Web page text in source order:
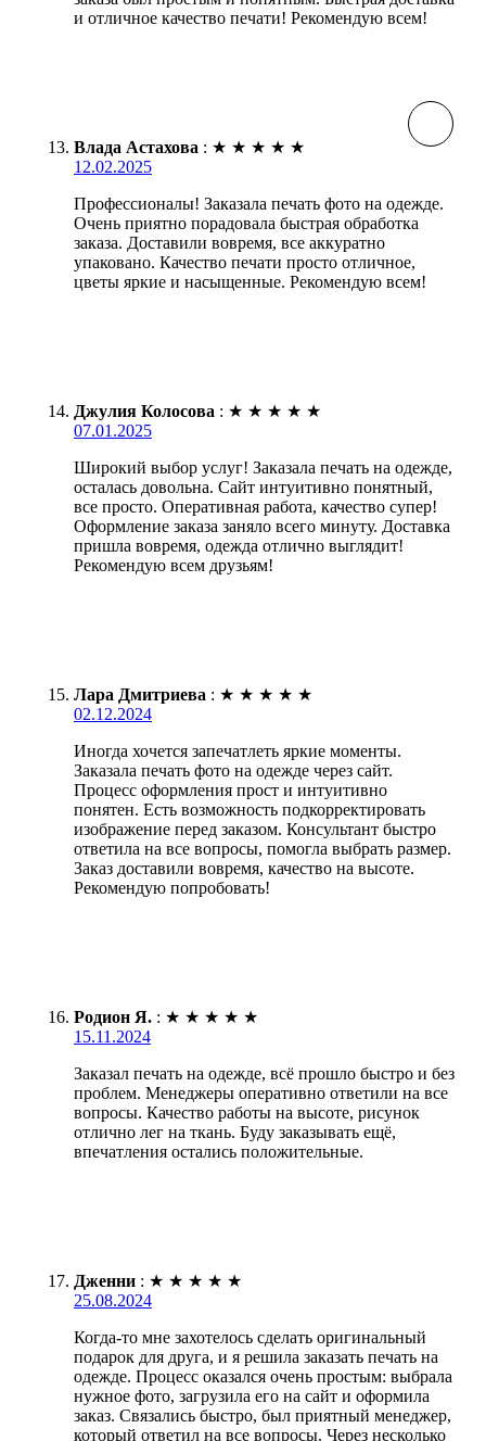
и отличное качество печати! Рекомендую всем!
Влада Астахова : ★ ★ ★ ★ ★
12.02.2025
Профессионалы! Заказала печать фото на одежде.
Очень приятно порадовала быстрая обработка
заказа. Доставили вовремя, все аккуратно
упаковано. Качество печати просто отличное,
цветы яркие и насыщенные. Рекомендую всем!
Джулия Колосова : ★ ★ ★ ★ ★
07.01.2025
Широкий выбор услуг! Заказала печать на одежде,
осталась довольна. Сайт интуитивно понятный,
все просто. Оперативная работа, качество супер!
Оформление заказа заняло всего минуту. Доставка
пришла вовремя, одежда отлично выглядит!
Рекомендую всем друзьям!
Лара Дмитриева : ★ ★ ★ ★ ★
02.12.2024
Иногда хочется запечатлеть яркие моменты.
Заказала печать фото на одежде через сайт.
Процесс оформления прост и интуитивно
понятен. Есть возможность подкорректировать
изображение перед заказом. Консультант быстро
ответила на все вопросы, помогла выбрать размер.
Заказ доставили вовремя, качество на высоте.
Рекомендую попробовать!
Родион Я. : ★ ★ ★ ★ ★
15.11.2024
Заказал печать на одежде, всё прошло быстро и без
проблем. Менеджеры оперативно ответили на все
вопросы. Качество работы на высоте, рисунок
отлично лег на ткань. Буду заказывать ещё,
впечатления остались положительные.
Дженни : ★ ★ ★ ★ ★
25.08.2024
Когда-то мне захотелось сделать оригинальный
подарок для друга, и я решила заказать печать на
одежде. Процесс оказался очень простым: выбрала
нужное фото, загрузила его на сайт и оформила
заказ. Связались быстро, был приятный менеджер,
который ответил на все вопросы. Через несколько